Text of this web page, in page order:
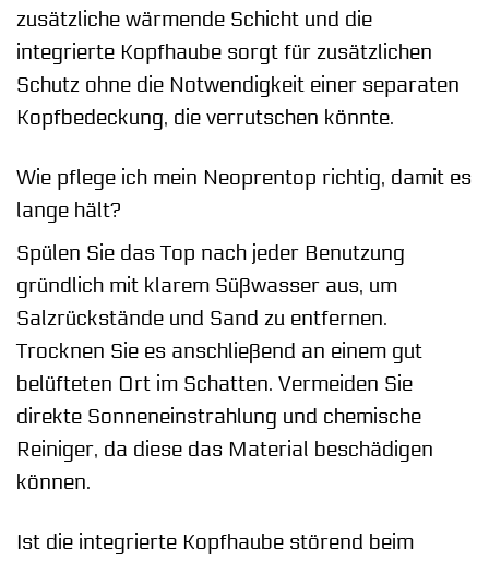
zusätzliche wärmende Schicht und die
integrierte Kopfhaube sorgt für zusätzlichen
Schutz ohne die Notwendigkeit einer separaten
Kopfbedeckung, die verrutschen könnte.
Wie pflege ich mein Neoprentop richtig, damit es
lange hält?
Spülen Sie das Top nach jeder Benutzung
gründlich mit klarem Süßwasser aus, um
Salzrückstände und Sand zu entfernen.
Trocknen Sie es anschließend an einem gut
belüfteten Ort im Schatten. Vermeiden Sie
direkte Sonneneinstrahlung und chemische
Reiniger, da diese das Material beschädigen
können.
Ist die integrierte Kopfhaube störend beim